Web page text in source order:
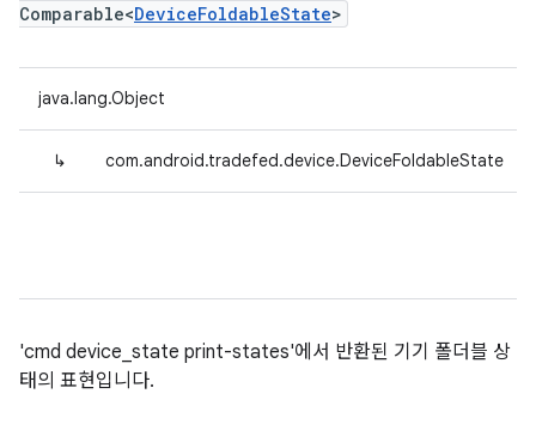
Comparable<DeviceFoldableState>
java.lang.Object
↳ com.android.tradefed.device.DeviceFoldableState
'cmd device_state print-states'에서 반환된 기기 폴더블 상
태의 표현입니다.